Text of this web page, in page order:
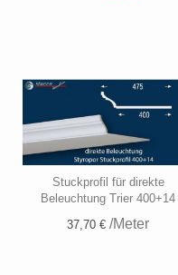
Stuckprofil für direkte
Beleuchtung Trier 400+14
37,70 € /Meter